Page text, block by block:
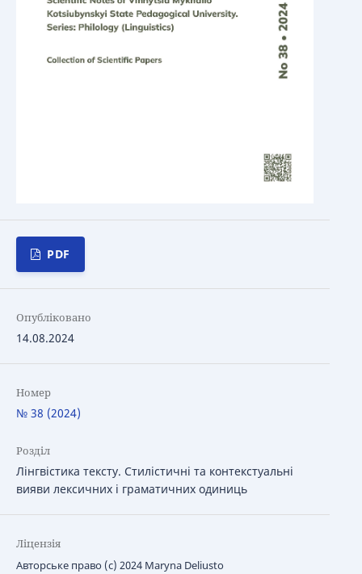
PDF
Опубліковано
14.08.2024
Номер
№ 38 (2024)
Розділ
Лінгвістика тексту. Стилістичні та контекстуальні
вияви лексичних і граматичних одиниць
Ліцензія
Авторське право (c) 2024 Maryna Deliusto